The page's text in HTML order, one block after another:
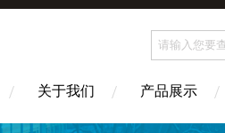
关于我们 产品展示